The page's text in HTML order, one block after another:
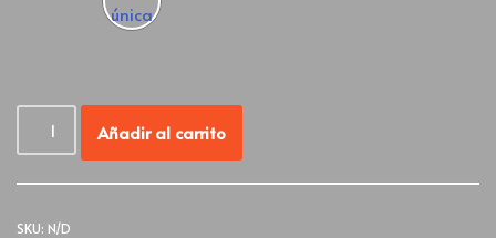
única
Añadir al carrito
SKU: N/D